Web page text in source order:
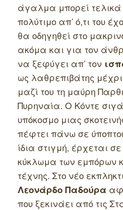
άγαλμα μπορεί
πολύτιμο απ’ ό,τι του
θα οδηγηθεί στο
ακόμα και για τον
να ξεφύγει απ’ τον
ως λαθρεπιβάτης
μαζί του τη μαύρη
Πυρηναία. Ο Κόντε
υπόκοσμο μιας
πέφτει πάνω σε
ίδια στιγμή, έρχεται
κύκλωμα των εμπόρων
τέχνης. Στο νέο
Λεονάρδο Παδούρα
που ξεκινάει από τις